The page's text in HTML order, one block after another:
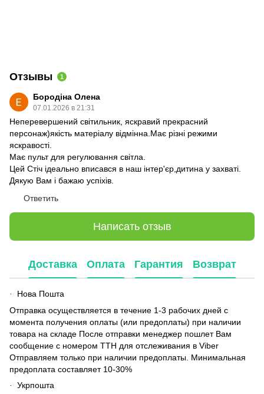
Отзывы 1
Бородіна Олена
07.01.2026 в 21:31
Неперевершений світильник, яскравий прекрасний
персонаж)якість матеріалу відмінна.Має різні режими
яскравості.
Має пульт для регулювання світла.
Цей Стіч ідеально вписався в наш інтер'єр,дитина у захваті.
Дякую Вам і бажаю успіхів.
Ответить
Написать отзыв
Доставка Оплата Гарантия Возврат
·
Нова Пошта
Отправка осуществляется в течение 1-3 рабочих дней с
момента получения оплаты (или предоплаты) при наличии
товара на складе После отправки менеджер пошлет Вам
сообщение с номером ТТН для отслеживания в Viber
Отправляем только при наличии предоплаты. Минимальная
предоплата составляет 10-30%
·
Укрпошта